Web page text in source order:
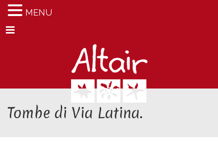
Menu
Tombe di Via Latina.
MENU